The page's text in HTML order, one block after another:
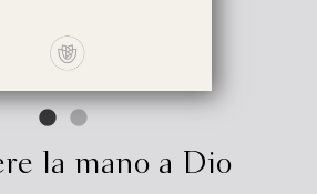
la mano a Dio